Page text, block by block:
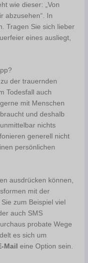
wie dieser: „Von
abzusehen“. In
Tragen Sie sich lieber
eines ausliegt,
der trauernden
Todesfall auch
mit Menschen
und deshalb
nichts
generell nicht
persönlichen
ausdrücken können,
mit der
zum Beispiel viel
auch SMS
probate Wege
es sich um
Mail eine Option sein.